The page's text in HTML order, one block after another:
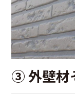
③ 外壁材